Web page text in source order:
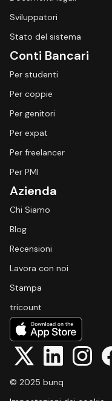
Sviluppatori
Stato del sistema
Conti Bancari
Per studenti
Per coppie
Per genitori
Per expat
Per freelancer
Per PMI
Azienda
Chi Siamo
Blog
Recensioni
Lavora con noi
Stampa
tricount
© 2025 bunq